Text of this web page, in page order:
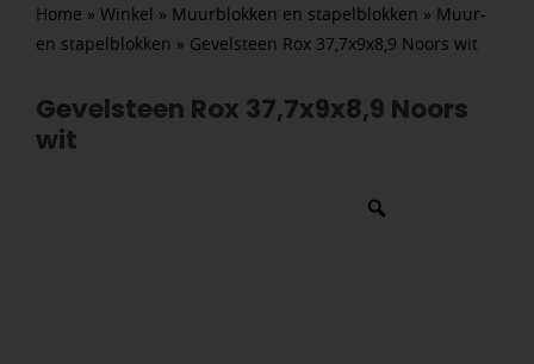
Home » Winkel » Muurblokken en stapelblokken » Muur-
en stapelblokken » Gevelsteen Rox 37,7x9x8,9 Noors wit
Gevelsteen Rox 37,7x9x8,9 Noors
wit